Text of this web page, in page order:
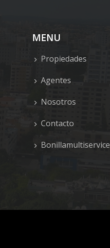
MENU
Propiedades
Agentes
Nosotros
Contacto
Bonillamultiservice